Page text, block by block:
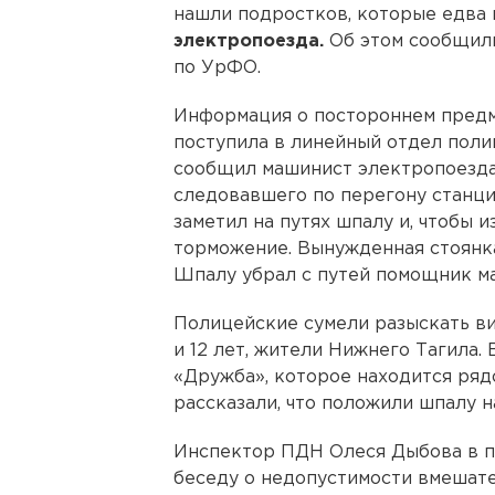
нашли подростков, которые едва
электропоезда. Об этом
по УрФО.
Информация о постороннем
поступила в линейный отдел
сообщил машинист
следовавшего по перегону
заметил на путях шпалу и, чтобы
торможение. Вынужденная
Шпалу убрал с путей помощник
Полицейские сумели разыскать
и 12 лет, жители Нижнего
«Дружба», которое находится
рассказали, что положили шпалу
Инспектор ПДН Олеся Дыбова в
беседу о недопустимости